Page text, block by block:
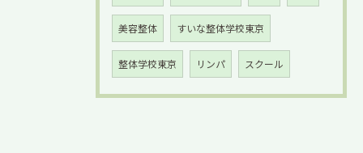
美容整体 すいな整体学校東京
整体学校東京 リンパ スクール